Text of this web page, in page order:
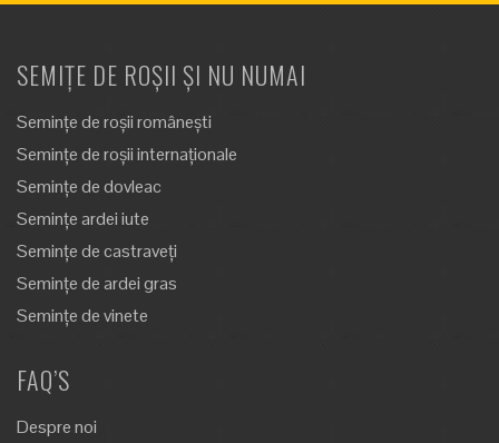
SEMIȚE DE ROȘII ȘI NU NUMAI
Semințe de roșii românești
Semințe de roșii internaționale
Semințe de dovleac
Semințe ardei iute
Semințe de castraveți
Semințe de ardei gras
Semințe de vinete
FAQ’S
Despre noi